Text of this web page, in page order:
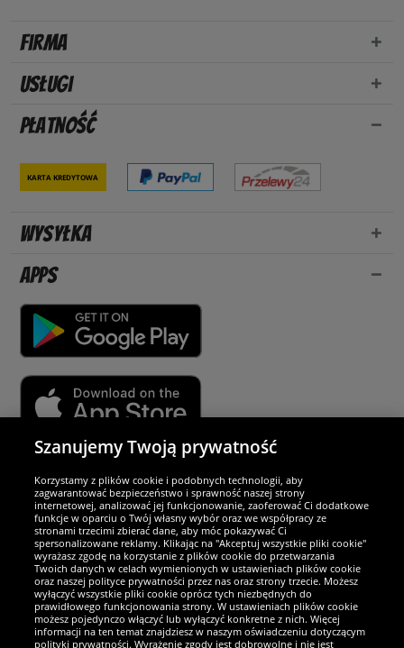
Firma
Usługi
Płatność
Karta kredytowa
Wysyłka
Apps
Partnerzy i bezpieczeństwo
Jesteśmy wyjątkowi
Szanujemy Twoją prywatność
Korzystamy z plików cookie i podobnych technologii, aby
zagwarantować bezpieczeństwo i sprawność naszej strony
internetowej, analizować jej funkcjonowanie, zaoferować Ci dodatkowe
funkcje w oparciu o Twój własny wybór oraz we współpracy ze
stronami trzecimi zbierać dane, aby móc pokazywać Ci
spersonalizowane reklamy. Klikając na "Akceptuj wszystkie pliki cookie"
wyrażasz zgodę na korzystanie z plików cookie do przetwarzania
Twoich danych w celach wymienionych w ustawieniach plików cookie
oraz naszej polityce prywatności przez nas oraz strony trzecie. Możesz
wyłączyć wszystkie pliki cookie oprócz tych niezbędnych do
prawidłowego funkcjonowania strony. W ustawieniach plików cookie
możesz pojedynczo włączyć lub wyłączyć konkretne z nich. Więcej
informacji na ten temat znajdziesz w naszym oświadczeniu dotyczącym
polityki prywatności. Wyrażenie zgody jest dobrowolne i nie jest